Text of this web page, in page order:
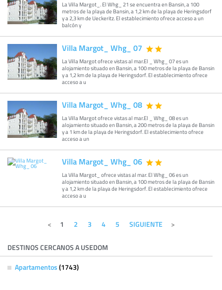
La Villa Margot_. El Whg_ 21 se encuentra en Bansin, a 100
metros de la playa de Bansin, a 1,2 km de la playa de Heringsdorf
y a 2,3 km de Ueckeritz. El establecimiento ofrece acceso a un
balcón y
Villa Margot_ Whg_ 07
La Villa Margot ofrece vistas al mar.El _ Whg_ 07 es un
alojamiento situado en Bansin, a 100 metros de la playa de Bansin
y a 1,2 km de la playa de Heringsdorf. El establecimiento ofrece
acceso a u
Villa Margot_ Whg_ 08
La Villa Margot ofrece vistas al mar.El _ Whg_ 08 es un
alojamiento situado en Bansin, a 200 metros de la playa de Bansin
y a 1 km de la playa de Heringsdorf. El establecimiento ofrece
acceso a un
Villa Margot_ Whg_ 06
La Villa Margot_ ofrece vistas al mar. El Whg_ 06 es un
alojamiento situado en Bansin, a 100 metros de la playa de Bansin
y a 1,2 km de la playa de Heringsdorf. El establecimiento ofrece
acceso a u
1 2 3 4 5 SIGUIENTE
DESTINOS CERCANOS A USEDOM
Apartamentos (1743)